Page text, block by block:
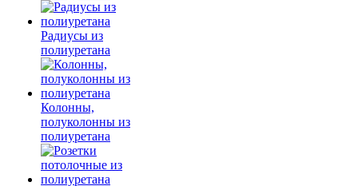
Радиусы из
полиуретана
Колонны,
полуколонны из
полиуретана